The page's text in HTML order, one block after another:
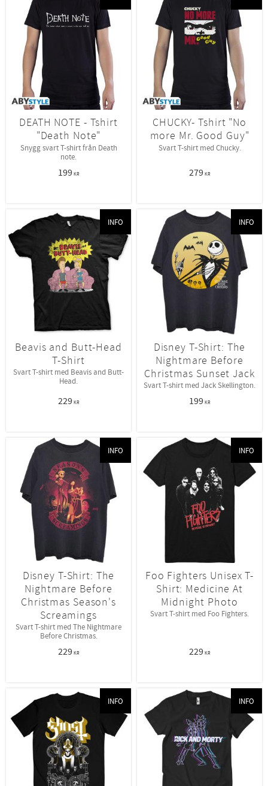
DEATH NOTE - Tshirt
"Death Note"
Snygg svart T-shirt från Death
note.
199KR
CHUCKY- Tshirt "No
more Mr. Good Guy"
Svart T-shirt med Chucky.
279KR
Beavis and Butt-Head
T-Shirt
Svart T-shirt med Beavis and Butt-
Head.
229KR
INFO
Disney T-Shirt: The
Nightmare Before
Christmas Sunset Jack
Svart T-shirt med Jack Skellington.
199KR
INFO
Disney T-Shirt: The
Nightmare Before
Christmas Season's
Screamings
Svart T-shirt med The Nightmare
Before Christmas.
229KR
INFO
Foo Fighters Unisex T-
Shirt: Medicine At
Midnight Photo
Svart T-shirt med Foo Fighters.
229KR
INFO
INFO INFO